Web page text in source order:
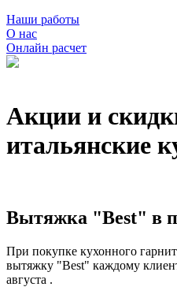
Наши работы
О нас
Онлайн расчет
Акции и
итальянские
Вытяжка "Best" в
При покупке кухонного
вытяжку "Best" каждому
августа .